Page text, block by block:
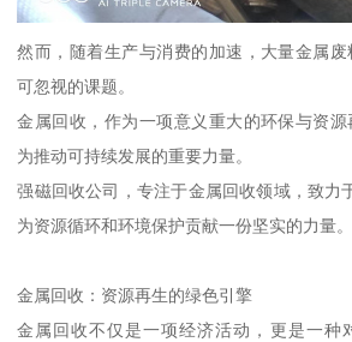
然而，随着生产与消费的加速，大量金属
可忽视的课题。
金属回收，作为一项意义重大的环保与资
为推动可持续发展的重要力量。
强磁回收公司，专注于金属回收领域，致力
为资源循环和环境保护贡献一份坚实的力量。
金属回收：资源再生的绿色引擎
金属回收不仅是一项经济活动，更是一种